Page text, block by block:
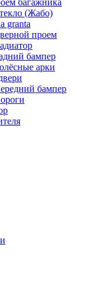
багажника
(Жабо)
granta
проем
бампер
арки
бампер